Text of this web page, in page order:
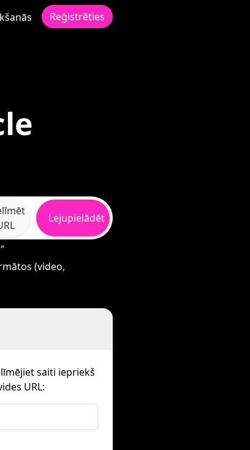
Reģistrēties
Lejupielādēt
(video,
saiti iepriekš
URL: